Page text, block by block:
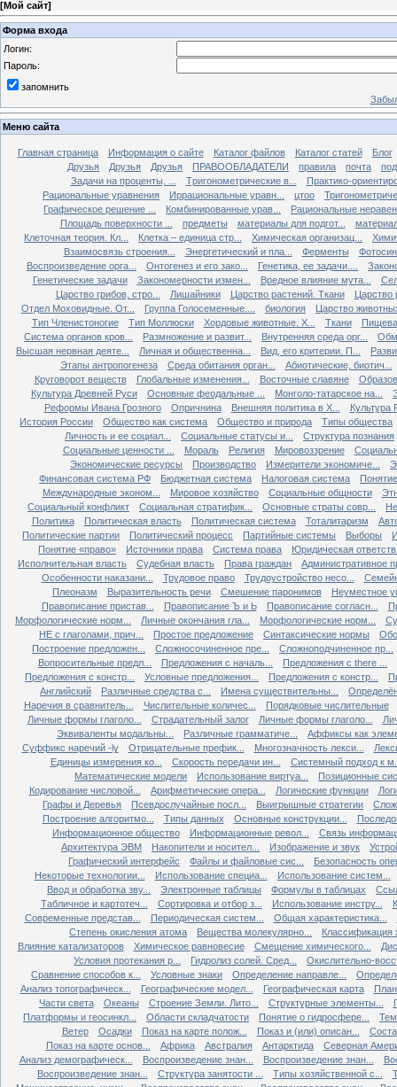
[Мой сайт]
Форма входа
Логин:
Пароль:
запомнить
Меню сайта
Главная страница Информация о сайте Каталог файлов Каталог статей
Блог
Друзья
Друзья Друзья ПРАВООБЛАДАТЕЛИ правила почта
Задачи на проценты, ...
Tригонометрические в...
Практико-
Рациональные уравнения
Иррациональные уравн... цтоо
Графическое решение ...
Комбинированные урав...
Рациональные
Площадь поверхности ...
предметы материалы для подгот...
Клеточная теория. Кл...
Клетка – единица стр... Химическая организац...
Взаимосвязь строения...
Энергетический и пла... Ферменты
Воспроизведение орга...
Онтогенез и его зако... Генетика, ее задачи....
Генетические задачи
Закономерности измен... Вредное влияние мута...
Царство грибов, стро...
Лишайники Царство растений. Ткани
Царство
Отдел Моховидные. От...
Группа Голосеменные.... биология
Царство
Тип Членистоногие
Тип Моллюски Хордовые животные. Х... Ткани
Система органов кров...
Размножение и развит... Внутренняя среда орг...
Высшая нервная деяте...
Личная и общественна... Вид, его критерии. П...
Этапы антропогенеза
Среда обитания орган...
Абиотические, биотич...
Круговорот веществ
Глобальные изменения... Восточные славяне
Культура Древней Руси
Основные феодальные ... Монголо-татарское на...
Реформы Ивана Грозного
Опричнина Внешняя политика в X...
Культура
История России
Общество как система Общество и природа
Типы общества
Личность и ее социал...
Социальные статусы и...
Структура познания
Социальные ценности ...
Мораль Религия Мировоззрение
Экономические ресурсы
Производство Измерители экономиче...
Финансовая система РФ
Бюджетная система Налоговая система
Международные эконом...
Мировое хозяйство Социальные общности
Социальный конфликт
Социальная стратифик... Основные страты совр...
Политика
Политическая власть Политическая система Тоталитаризм
Политические партии
Политический процесс Партийные системы Выборы
Понятие «право»
Источники права Система права
Юридическая
Исполнительная власть
Судебная власть Права граждан
Административное
Особенности наказани...
Трудовое право Трудоустройство несо...
Плеоназм
Выразительность речи Смешение паронимов
Неуместное
Правописание пристав...
Правописание Ъ и Ь Правописание согласн...
Морфологические норм...
Личные окончания гла... Морфологические норм...
НЕ с глаголами, прич...
Простое предложение Синтаксические нормы
Построение предложен...
Сложносочиненное пре...
Сложноподчиненное пр...
Вопросительные предл...
Предложения с началь...
Предложения с there ...
Предложения с констр...
Условные предложения... Предложения с констр...
Английский
Различные средства с... Имена существительны...
Наречия в сравнитель...
Числительные количес...
Порядковые числительные
Личные формы глаголо...
Страдательный залог Личные формы глаголо...
Эквиваленты модальны...
Различные грамматиче...
Аффиксы как
Суффикс наречий -ly
Отрицательные префик... Многозначность лекси...
Единицы измерения ко...
Скорость передачи ин...
Системный подход к
Математические модели
Использование виртуа...
Позиционные
Кодирование числовой...
Арифметические опера... Логические функции
Графы и Деревья
Псевдослучайные посл... Выигрышные стратегии
Построение алгоритмо...
Типы данных Основные конструкции...
Информационное общество
Информационные револ...
Связь
Архитектура ЭВМ
Накопители и носител... Изображение и звук
Графический интерфейс
Файлы и файловые сис...
Безопасность
Некоторые технологии...
Использование специа...
Использование систем...
Ввод и обработка зву...
Электронные таблицы Формулы в таблицах
Табличное и картотеч...
Сортировка и отбор з... Использование инстру...
Современные представ...
Периодическая систем... Общая характеристика...
Степень окисления атома
Вещества молекулярно...
Классификация
Влияние катализаторов
Химическое равновесие Смещение химического...
Условия протекания р...
Гидролиз солей. Сред...
Окислительно-
Сравнение способов к...
Условные знаки Определение направле...
Анализ топографическ...
Географические модел... Географическая карта
Части света
Океаны Строение Земли. Лито... Структурные элементы...
Платформы и геосинкл...
Области складчатости Понятие о гидросфере...
Ветер
Осадки Показ на карте полож... Показ и (или) описан...
Показ на карте основ...
Африка Австралия Антарктида
Северная
Анализ демографическ...
Воспроизведение знан... Воспроизведение знан...
Воспроизведение знан...
Структура занятости ... Типы хозяйственной с...